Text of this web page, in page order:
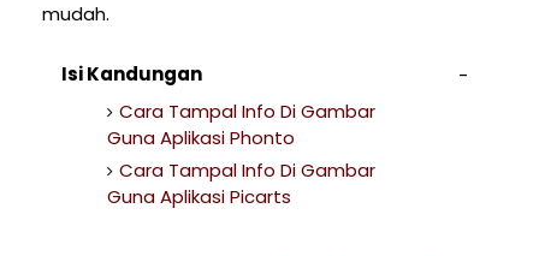
mudah.
Isi Kandungan
Cara Tampal Info Di Gambar
Guna Aplikasi Phonto
Cara Tampal Info Di Gambar
Guna Aplikasi Picarts